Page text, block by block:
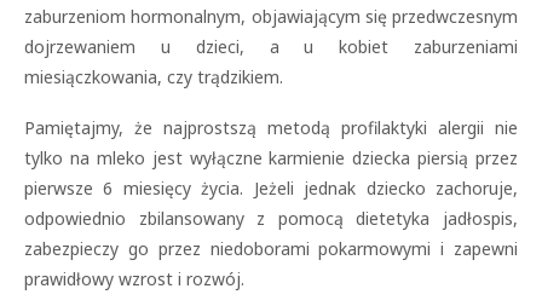
zaburzeniom hormonalnym, objawiającym się przedwczesnym
dojrzewaniem u dzieci, a u kobiet zaburzeniami
miesiączkowania, czy trądzikiem.
Pamiętajmy, że najprostszą metodą profilaktyki alergii nie
tylko na mleko jest wyłączne karmienie dziecka piersią przez
pierwsze 6 miesięcy życia. Jeżeli jednak dziecko zachoruje,
odpowiednio zbilansowany z pomocą dietetyka jadłospis,
zabezpieczy go przez niedoborami pokarmowymi i zapewni
prawidłowy wzrost i rozwój.